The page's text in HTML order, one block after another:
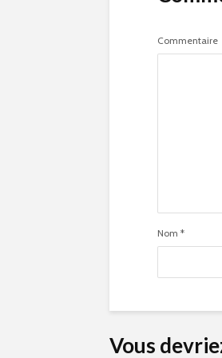
Commentaire
Nom *
Vous